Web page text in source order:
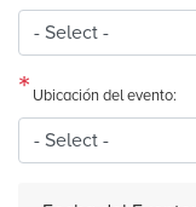
Ubicación del evento: